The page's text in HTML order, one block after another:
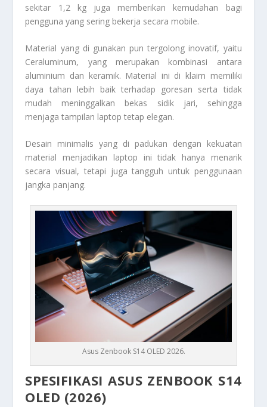
sekitar 1,2 kg juga memberikan kemudahan bagi
pengguna yang sering bekerja secara mobile.
Material yang di gunakan pun tergolong inovatif, yaitu
Ceraluminum, yang merupakan kombinasi antara
aluminium dan keramik. Material ini di klaim memiliki
daya tahan lebih baik terhadap goresan serta tidak
mudah meninggalkan bekas sidik jari, sehingga
menjaga tampilan laptop tetap elegan.
Desain minimalis yang di padukan dengan kekuatan
material menjadikan laptop ini tidak hanya menarik
secara visual, tetapi juga tangguh untuk penggunaan
jangka panjang.
Asus Zenbook S14 OLED 2026.
SPESIFIKASI ASUS ZENBOOK S14
OLED (2026)